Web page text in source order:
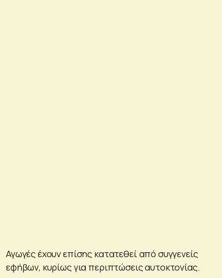
Αγωγές έχουν επίσης κατατεθεί από συγγενείς
εφήβων, κυρίως για περιπτώσεις αυτοκτονίας.